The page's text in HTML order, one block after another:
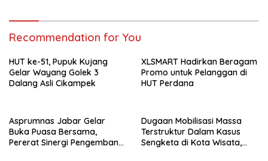
Recommendation for You
HUT ke-51, Pupuk Kujang
Gelar Wayang Golek 3
Dalang Asli Cikampek
XLSMART Hadirkan Beragam
Promo untuk Pelanggan di
HUT Perdana
Asprumnas Jabar Gelar
Buka Puasa Bersama,
Pererat Sinergi Pengembang
Dugaan Mobilisasi Massa
Terstruktur Dalam Kasus
Sengketa di Kota Wisata,